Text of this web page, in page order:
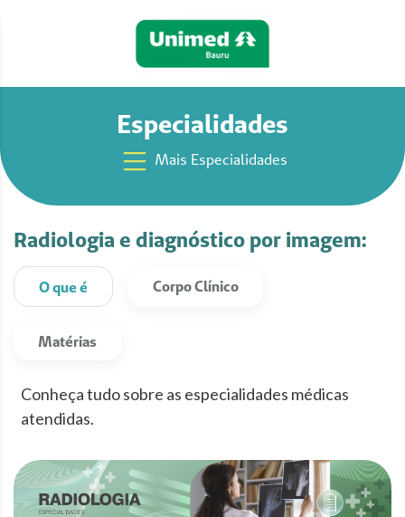
Especialidades
Mais Especialidades
Radiologia e diagnóstico por imagem:
O que é Corpo Clínico
Matérias
Conheça tudo sobre as especialidades médicas
atendidas.